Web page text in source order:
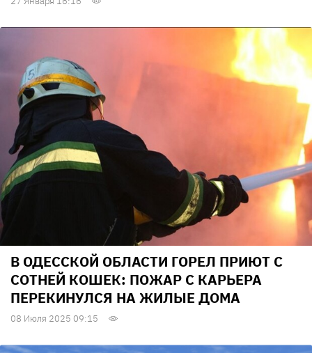
В ОДЕССКОЙ ОБЛАСТИ ГОРЕЛ ПРИЮТ С
СОТНЕЙ КОШЕК: ПОЖАР С КАРЬЕРА
ПЕРЕКИНУЛСЯ НА ЖИЛЫЕ ДОМА
08 Июля 2025 09:15